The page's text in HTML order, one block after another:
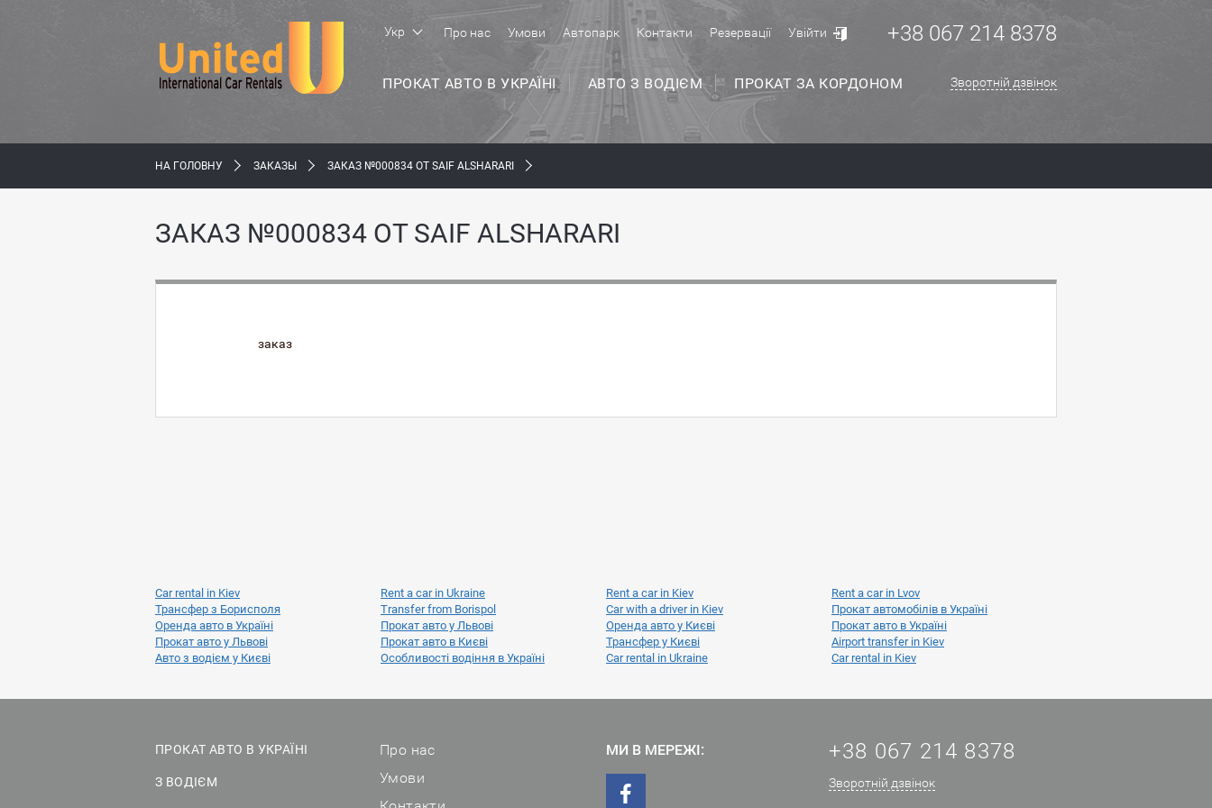
Укр
ПРОКАТ АВТО В УКРАЇНІ АВТО З ВОДІЄМ ПРОКАТ ЗА КОРДОНОМ
Про нас Умови Автопарк Контакти Резервації Увійти +38 067 214 8378
Зворотній дзвінок
НА ГОЛОВНУ ЗАКАЗЫ ЗАКАЗ №000834 ОТ SAIF ALSHARARI
ЗАКАЗ №000834 ОТ SAIF ALSHARARI
заказ
Car rental in Kiev Rent a car in Ukraine Rent a car in Kiev
Rent a car in Lvov
Трансфер з Борисполя
Transfer from Borispol Car with a driver in Kiev
Прокат автомобілів в Україні
Оренда авто в Україні
Прокат авто у Львові Оренда авто у Києві
Прокат авто в Україні
Прокат авто у Львові
Прокат авто в Києві Трансфер у Києві
Airport transfer in Kiev
Авто з водієм у Києві
Особливості водіння в Україні Car rental in Ukraine Car rental in Kiev
ПРОКАТ АВТО В УКРАЇНІ
З ВОДІЄМ
Про нас
Умови
МИ В МЕРЕЖІ: +38 067 214 8378
Зворотній дзвінок